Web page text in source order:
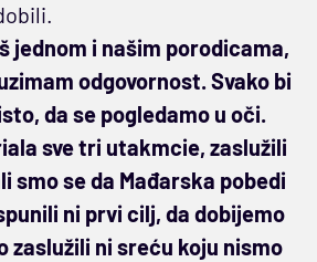
jednom i našim porodicama,
odgovornost. Svako bi
da se pogledamo u oči.
sve tri utakmcie, zaslužili
smo se da Mađarska pobedi
ni prvi cilj, da dobijemo
zaslužili ni sreću koju nismo